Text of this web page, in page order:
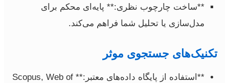
**ساخت چارچوب نظری:** پایه‌ای محکم برای
مدل‌سازی یا تحلیل شما فراهم می‌کند.
تکنیک‌های جستجوی موثر
**استفاده از پایگاه داده‌های معتبر:** Scopus, Web of